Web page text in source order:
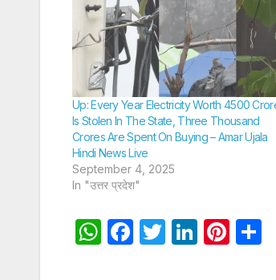
Up: Every Year Electricity Worth 4500
Is Stolen In The State, Three Thousand
Crores Are Spent On Buying – Amar Ujala
Hindi News Live
September 4, 2025
In "उत्तर प्रदेश"
W F
T
Li Pi